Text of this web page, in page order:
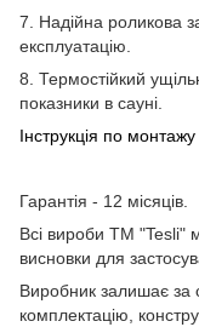
7. Надійна роликова
експлуатацію.
8. Термостійкий
показники в сауні.
Інструкція по
Гарантія - 12 місяців.
Всі вироби ТМ "Tesli"
висновки для
Виробник залишає за
комплектацію,